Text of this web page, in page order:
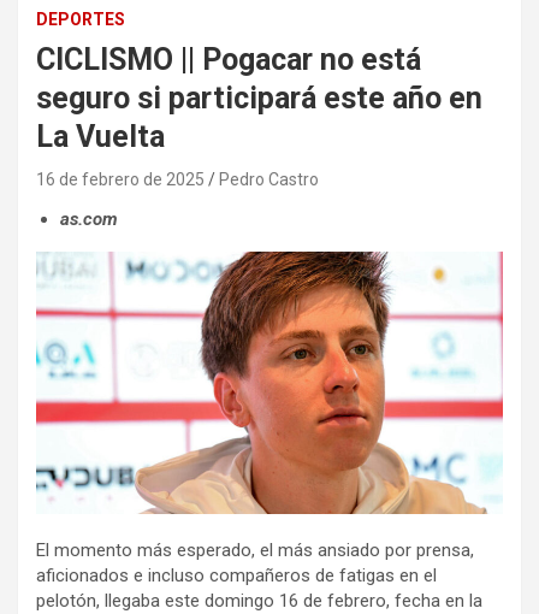
DEPORTES
CICLISMO || Pogacar no está
seguro si participará este año en
La Vuelta
16 de febrero de 2025 Pedro Castro
as.com
El momento más esperado, el más ansiado por prensa,
aficionados e incluso compañeros de fatigas en el
pelotón, llegaba este domingo 16 de febrero, fecha en la